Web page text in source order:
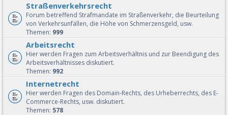
Straßenverkehrsrecht
Forum betreffend Strafmandate im Straßenverkehr, die Beurteilung
von Verkehrsunfällen, die Höhe von Schmerzensgeld, usw.
Themen: 999
Arbeitsrecht
Hier werden Fragen zum Arbeitsverhältnis und zur Beendigung des
Arbeitsverhältnisses diskutiert.
Themen: 992
Internetrecht
Hier werden Fragen des Domain-Rechts, des Urheberrechts, des E-
Commerce-Rechts, usw. diskutiert.
Themen: 578